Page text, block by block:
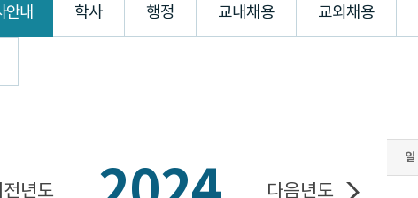
안내 학사 행정 교내채용 교외채용
년도 다음년도
일